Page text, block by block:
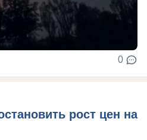
0
рост цен на